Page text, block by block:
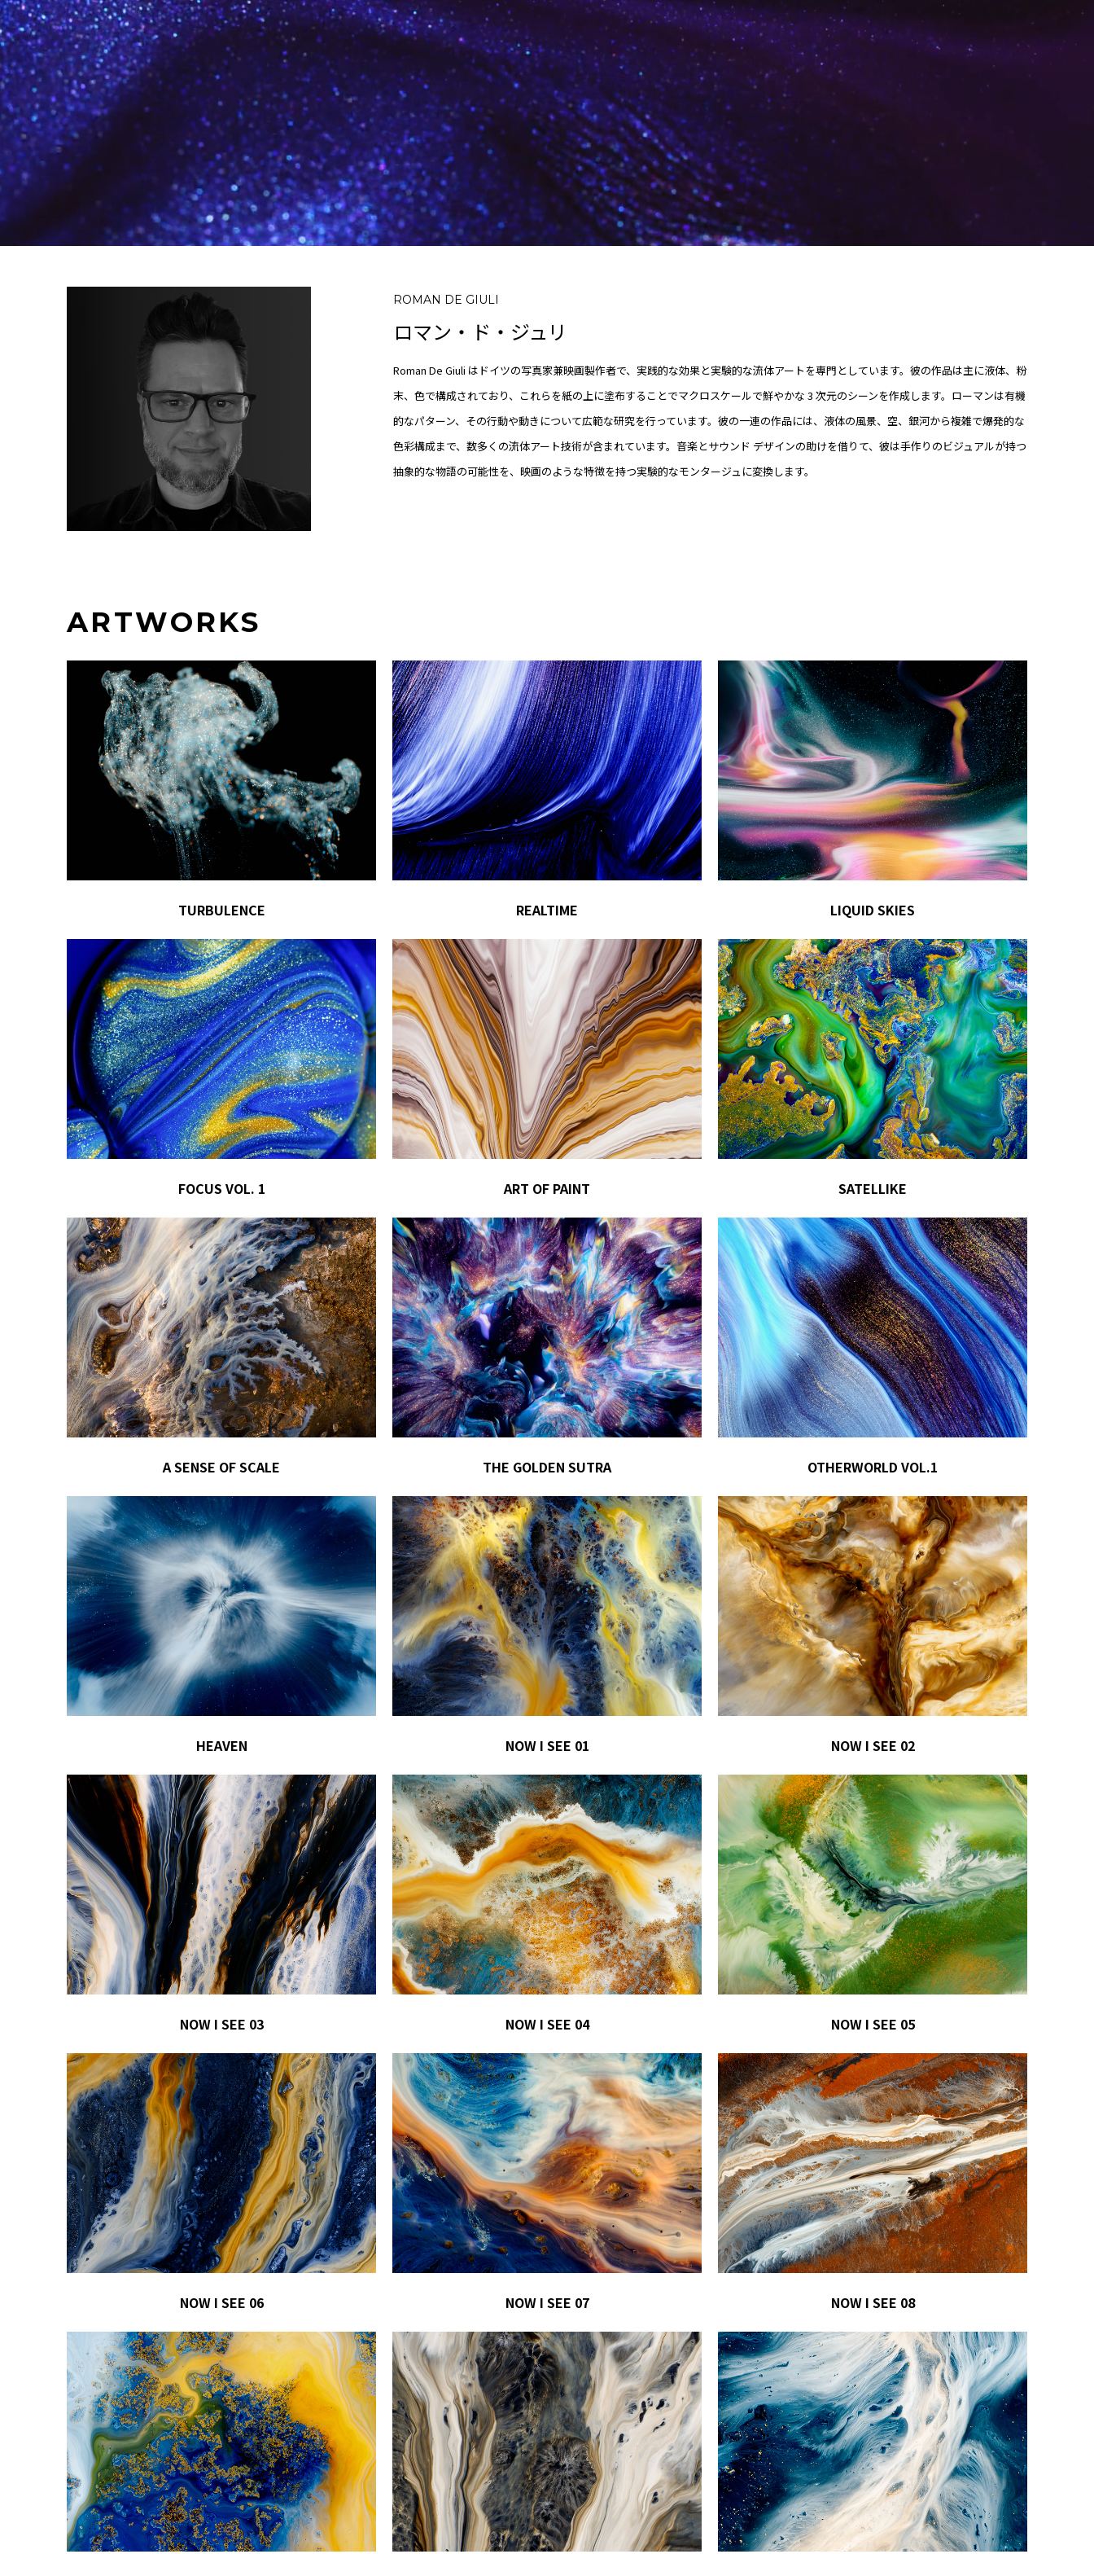
ROMAN DE GIULI
ロマン・ド・ジュリ
Roman De Giuli はドイツの写真家兼映画製作者で、実践的な効果と実験的な流体アートを専門としています。彼の作品は主に液体、粉
末、色で構成されており、これらを紙の上に塗布することでマクロスケールで鮮やかな 3 次元のシーンを作成します。ローマンは有機
的なパターン、その行動や動きについて広範な研究を行っています。彼の一連の作品には、液体の風景、空、銀河から複雑で爆発的な
色彩構成まで、数多くの流体アート技術が含まれています。音楽とサウンド デザインの助けを借りて、彼は手作りのビジュアルが持つ
抽象的な物語の可能性を、映画のような特徴を持つ実験的なモンタージュに変換します。
ARTWORKS
TURBULENCE REALTIME LIQUID SKIES
FOCUS VOL. 1 ART OF PAINT SATELLIKE
A SENSE OF SCALE THE GOLDEN SUTRA OTHERWORLD VOL.1
HEAVEN NOW I SEE 01 NOW I SEE 02
NOW I SEE 03 NOW I SEE 04 NOW I SEE 05
NOW I SEE 06 NOW I SEE 07 NOW I SEE 08